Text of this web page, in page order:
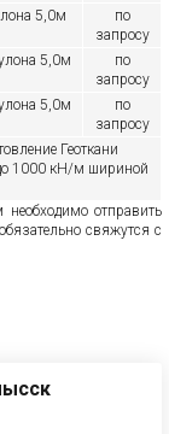
5,0м
по
запросу
5,0м
по
запросу
5,0м
по
запросу
Геоткани
1000 кН/м шириной
отправить
свяжутся с